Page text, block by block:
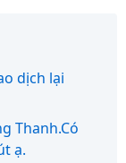
dịch lại
Thanh.Có
ạ.